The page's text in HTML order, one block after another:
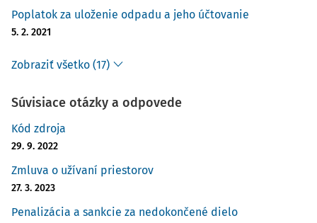
Poplatok za uloženie odpadu a jeho účtovanie
5. 2. 2021
Zobraziť všetko (17)
Súvisiace otázky a odpovede
Kód zdroja
29. 9. 2022
Zmluva o užívaní priestorov
27. 3. 2023
Penalizácia a sankcie za nedokončené dielo